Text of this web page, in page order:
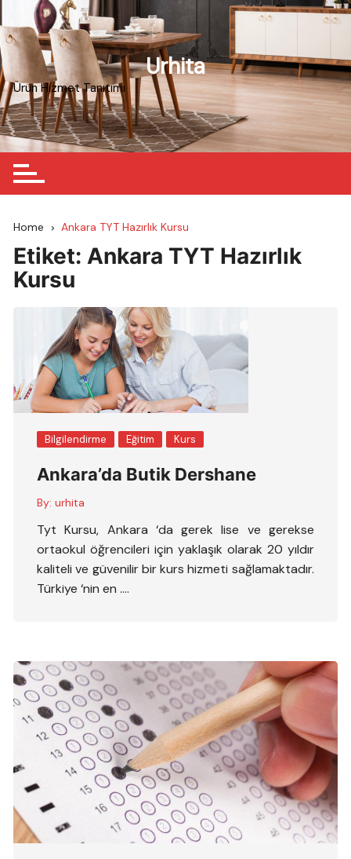
to
content
Urhita
Ürün Hizmet Tanıtımı
Home Ankara TYT Hazırlık Kursu
Etiket:Ankara TYT Hazırlık
Kursu
Bilgilendirme Eğitim Kurs
Ankara’da Butik Dershane
By: urhita
Tyt Kursu, Ankara ‘da gerek lise ve gerekse
ortaokul öğrencileri için yaklaşık olarak 20 yıldır
kaliteli ve güvenilir bir kurs hizmeti sağlamaktadır.
Türkiye ‘nin en ….